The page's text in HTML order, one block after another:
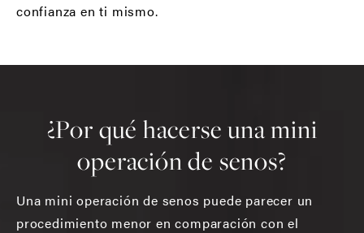
confianza en ti mismo.
¿Por qué hacerse una mini
operación de senos?
Una mini operación de senos puede parecer un
procedimiento menor en comparación con el